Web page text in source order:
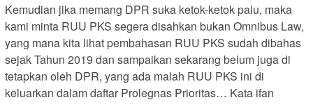
Kemudian jika memang DPR suka ketok-ketok palu, maka
kami minta RUU PKS segera disahkan bukan Omnibus Law,
yang mana kita lihat pembahasan RUU PKS sudah dibahas
sejak Tahun 2019 dan sampaikan sekarang belum juga di
tetapkan oleh DPR, yang ada malah RUU PKS ini di
keluarkan dalam daftar Prolegnas Prioritas… Kata ifan